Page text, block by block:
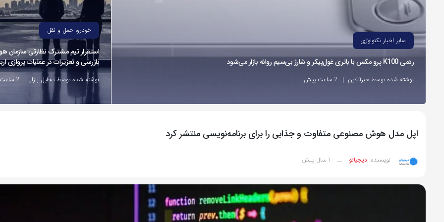
سایر اخبار تکنولوژی
ردمی K100 پرو مکس با باتری غول‌پیکر و شارژ بی‌سیم روانه بازار می‌شود
نوشته شده توسط خبرآنلاین 2 ساعت پیش
خودرو، حمل و نقل
استقرار تیم مشترک نظارتی سازمان
بازرسی و تعزیرات در عملیات پروازی
نوشته شده توسط تحلیل بازار 2 ساعت پیش
اپل مدل هوش مصنوعی متفاوت و جذابی را برای برنامه‌نویسی منتشر کرد
نویسنده: دیجیاتو __ 1 سال پیش